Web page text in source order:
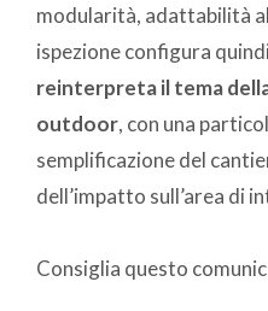
modularità, adattabilità
ispezione configura
reinterpreta il tema
outdoor, con una
semplificazione del
dell’impatto sull’area di
Consiglia questo